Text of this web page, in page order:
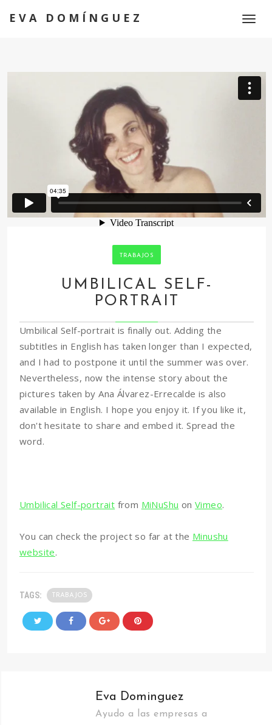
EVA DOMÍNGUEZ
TRABAJOS
UMBILICAL SELF-
PORTRAIT
Umbilical Self-portrait is finally out. Adding the
subtitles in English has taken longer than I expected,
and I had to postpone it until the summer was over.
Nevertheless, now the intense story about the
pictures taken by Ana Álvarez-Errecalde is also
available in English. I hope you enjoy it. If you like it,
don't hesitate to share and embed it. Spread the
word.
Umbilical Self-portrait from MiNuShu onVimeo.
You can check the project so far at the Minushu
website.
TAGS: TRABAJOS
Eva Dominguez
Ayudo a las empresas a